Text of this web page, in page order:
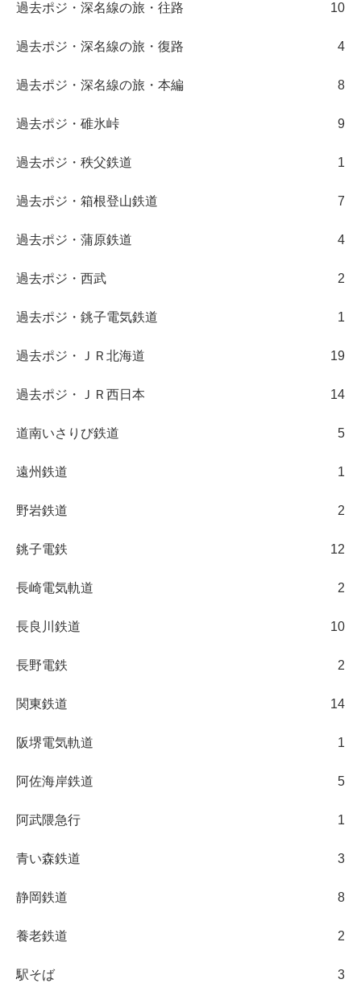
過去ポジ・深名線の旅・往路 10
過去ポジ・深名線の旅・復路 4
過去ポジ・深名線の旅・本編 8
過去ポジ・碓氷峠 9
過去ポジ・秩父鉄道 1
過去ポジ・箱根登山鉄道 7
過去ポジ・蒲原鉄道 4
過去ポジ・西武 2
過去ポジ・銚子電気鉄道 1
過去ポジ・ＪＲ北海道 19
過去ポジ・ＪＲ西日本 14
道南いさりび鉄道 5
遠州鉄道 1
野岩鉄道 2
銚子電鉄 12
長崎電気軌道 2
長良川鉄道 10
長野電鉄 2
関東鉄道 14
阪堺電気軌道 1
阿佐海岸鉄道 5
阿武隈急行 1
青い森鉄道 3
静岡鉄道 8
養老鉄道 2
駅そば 3